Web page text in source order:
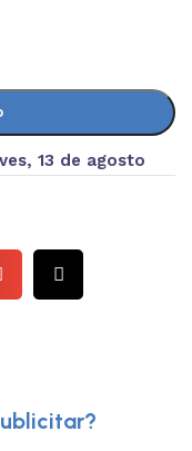
13 de agosto